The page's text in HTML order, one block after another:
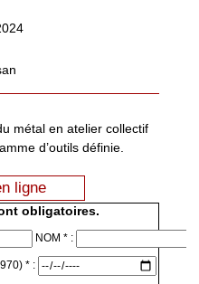
métal en atelier collectif
d’outils définie.
ligne
obligatoires.
NOM * :
* :